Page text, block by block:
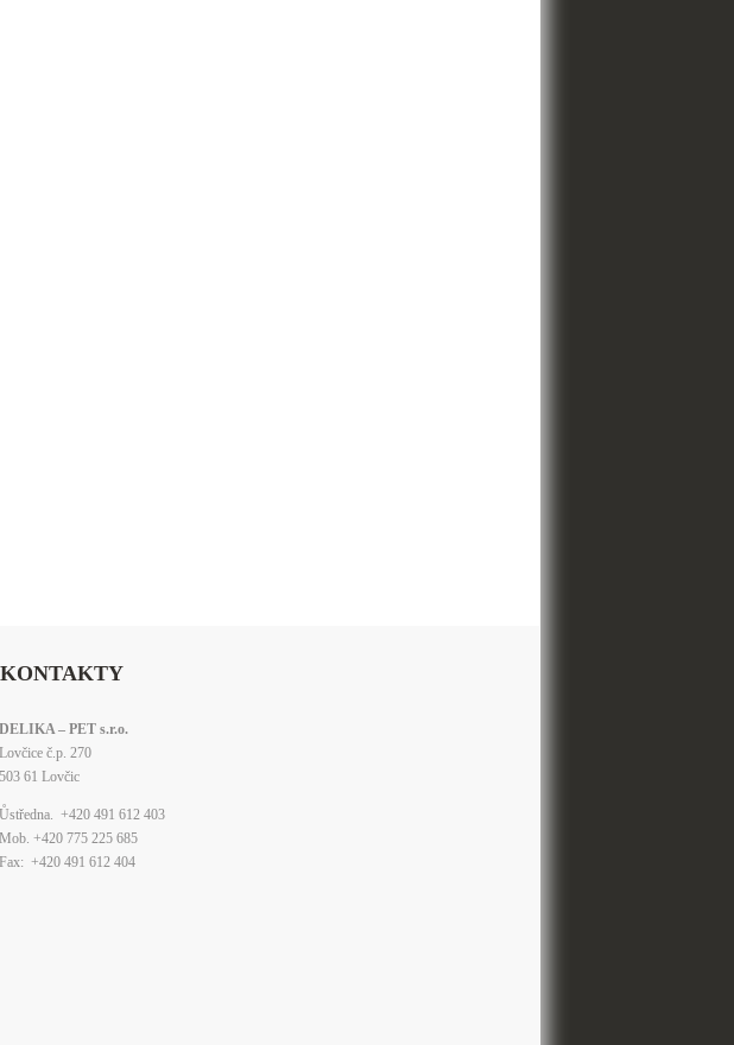
KONTAKTY
DELIKA – PET s.r.o.
Lovčice č.p. 270
503 61 Lovčic
Ůstředna. +420 491 612 403
Mob. +420 775 225 685
Fax: +420 491 612 404